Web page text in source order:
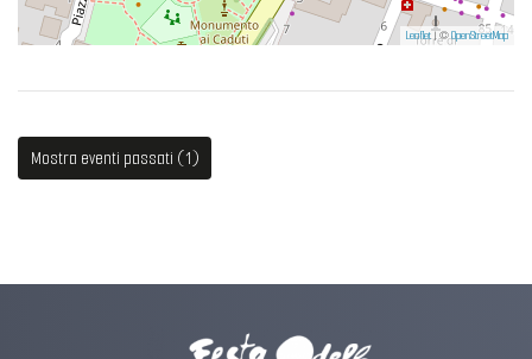
Leaflet| ©OpenStreetMap
Mostra eventi passati (1)